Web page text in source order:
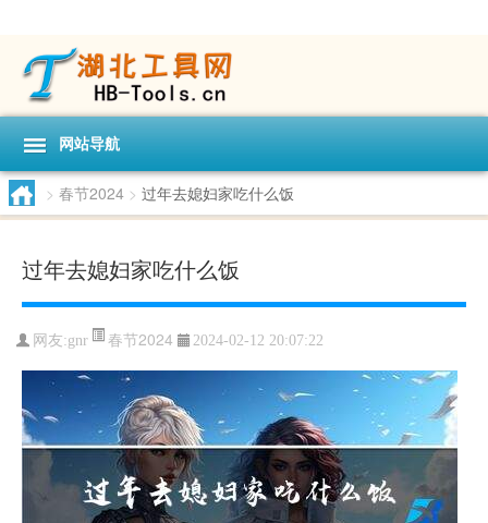
网站导航
> 春节2024 > 过年去媳妇家吃什么饭
过年去媳妇家吃什么饭
网友:gnr 春节2024 2024-02-12 20:07:22